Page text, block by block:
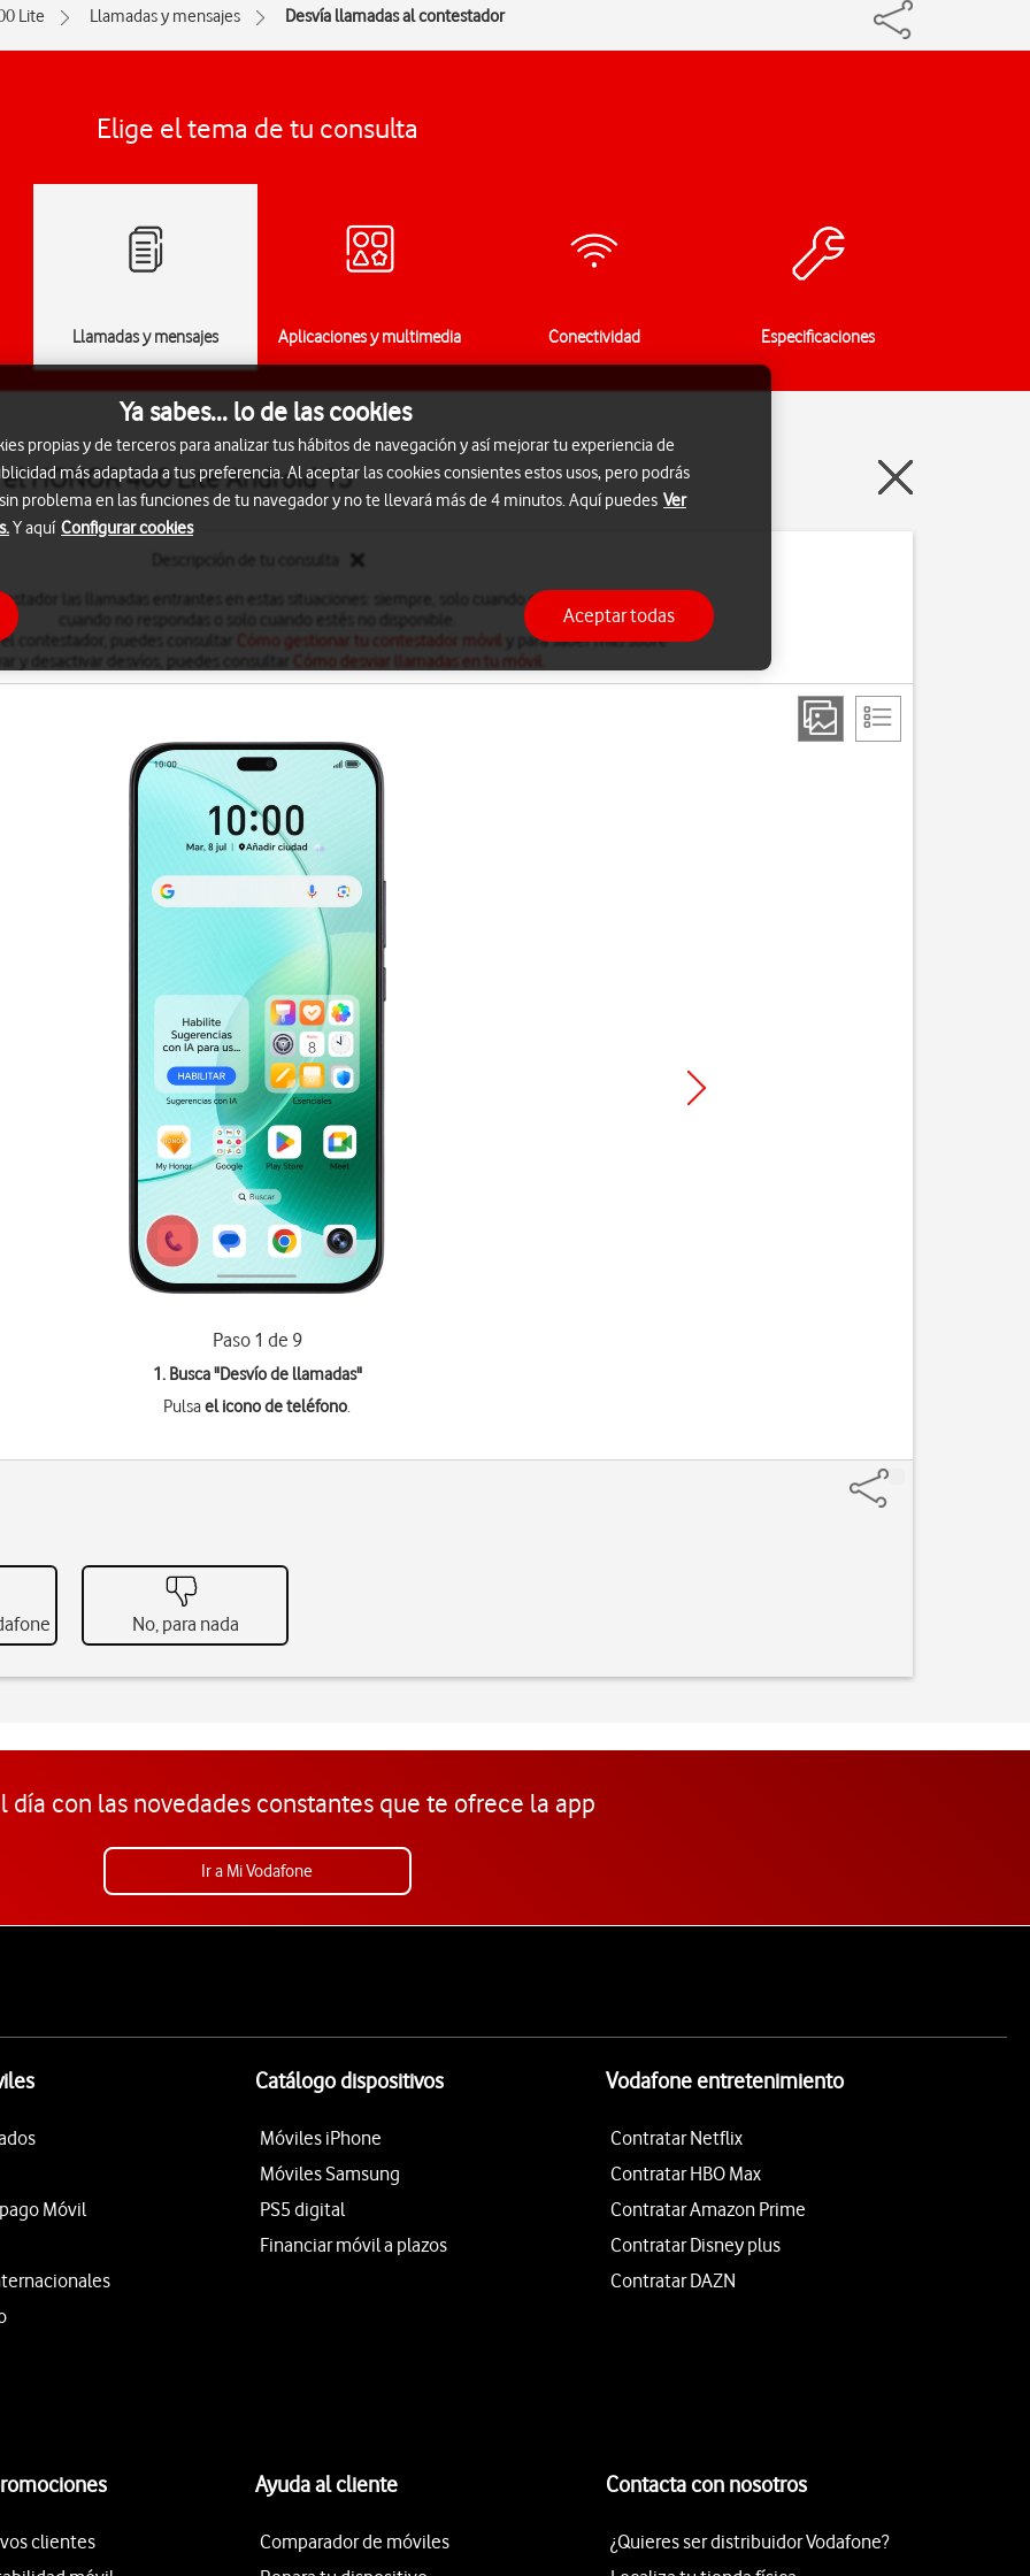
Lite Llamadas y mensajes Desvía llamadas al contestador
Elige el tema de tu consulta
Llamadas y mensajes Aplicaciones y multimedia Conectividad Especificaciones
HONOR 400 Lite Android 15
las llamadas entrantes en estas situaciones: siempre, solo cuando estés ocupado, solo
contestador, puedes consultar
Cómo gestionar tu contestador móvil
y para saber más sobre
Cómo desviar llamadas en tu móvil
Paso 1 de 9
1. Busca "Desvío de llamadas"
Pulsael icono de teléfono.
No, para nada
día con las novedades constantes que te ofrece la app
Ir a Mi Vodafone
Móvil
Catálogo dispositivos
Móviles iPhone
Móviles Samsung
PS5 digital
Financiar móvil a plazos
Vodafone entretenimiento
Contratar Netflix
Contratar HBO Max
Contratar Amazon Prime
Contratar Disney plus
Contratar DAZN
clientes
Ayuda al cliente
Comparador de móviles
Contacta con nosotros
¿Quieres ser distribuidor Vodafone?
Ya sabes... lo de las cookies
propias y de terceros para analizar tus hábitos de navegación y así mejorar tu experiencia de
más adaptada a tus preferencia. Al aceptar las cookies consientes estos usos, pero podrás
problema en las funciones de tu navegador y no te llevará más de 4 minutos. Aquí puedes Ver
Y aquí Configurar cookies
Aceptar todas